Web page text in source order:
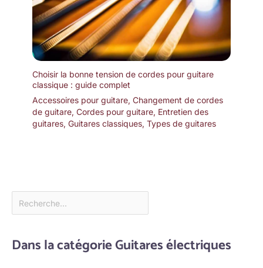
Choisir la bonne tension de cordes pour guitare
classique : guide complet
Accessoires pour guitare, Changement de cordes
de guitare, Cordes pour guitare, Entretien des
guitares, Guitares classiques, Types de guitares
Dans la catégorie Guitares électriques